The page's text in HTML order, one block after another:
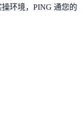
环境， PING 通您的